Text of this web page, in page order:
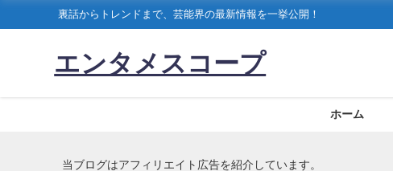
裏話からトレンドまで、芸能界の最新情報を一挙公開！
エンタメスコープ
ホーム
当ブログはアフィリエイト広告を紹介しています。